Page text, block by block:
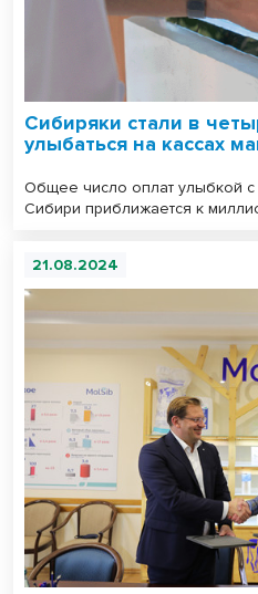
Сибиряки стали в
улыбаться на кассах
Общее число оплат улыбкой с
Сибири приближается к
21.08.2024